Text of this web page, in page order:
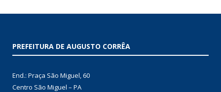
PREFEITURA DE AUGUSTO CORRÊA
End.: Praça São Miguel, 60
Centro São Miguel – PA